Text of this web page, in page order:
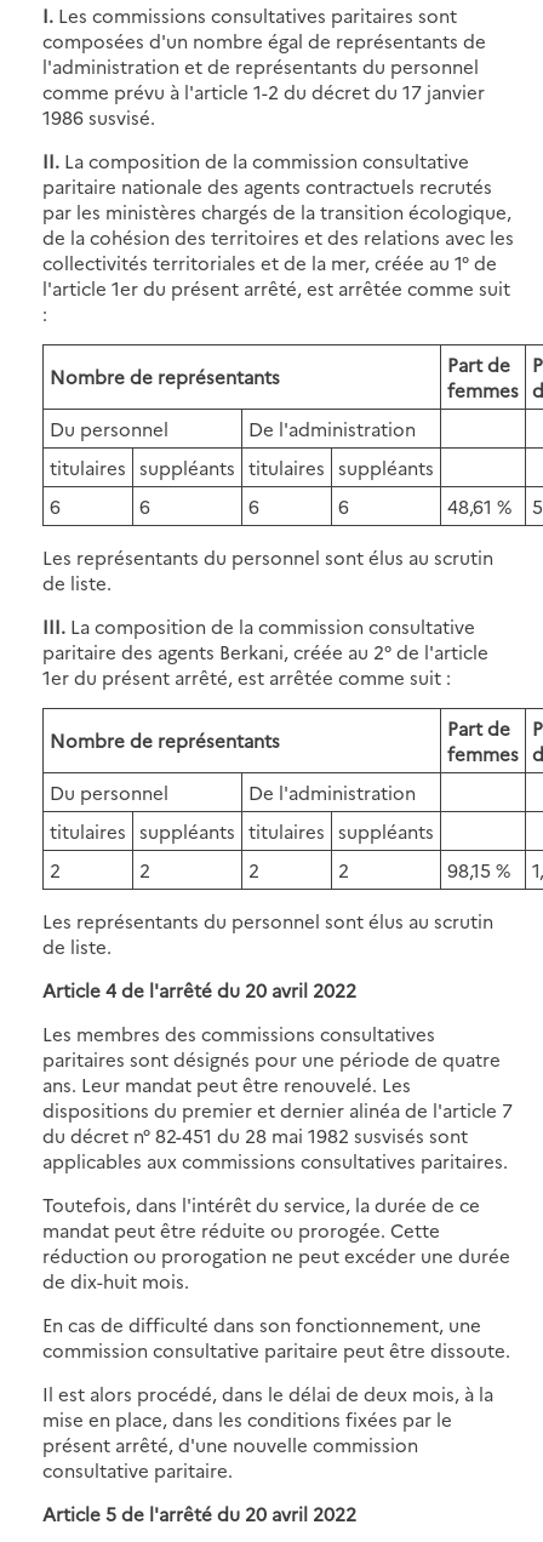
I. Les commissions consultatives paritaires sont
composées d'un nombre égal de représentants de
l'administration et de représentants du personnel
comme prévu à l'article 1-2 du décret du 17 janvier
1986 susvisé.
II. La composition de la commission consultative
paritaire nationale des agents contractuels recrutés
par les ministères chargés de la transition écologique,
de la cohésion des territoires et des relations avec les
collectivités territoriales et de la mer, créée au 1° de
l'article 1er du présent arrêté, est arrêtée comme suit
:
Nombre de représentants
Part de
femmes
Du personnel
De l'administration
titulaires suppléants titulaires suppléants
6
6 6 6 48,61 %
Les représentants du personnel sont élus au scrutin
de liste.
III. La composition de la commission consultative
paritaire des agents Berkani, créée au 2° de l'article
1er du présent arrêté, est arrêtée comme suit :
Nombre de représentants
Part de
femmes
Du personnel
De l'administration
titulaires suppléants titulaires suppléants
2
2 2 2 98,15 %
Les représentants du personnel sont élus au scrutin
de liste.
Article 4 de l'arrêté du 20 avril 2022
Les membres des commissions consultatives
paritaires sont désignés pour une période de quatre
ans. Leur mandat peut être renouvelé. Les
dispositions du premier et dernier alinéa de l'article 7
du décret n° 82-451 du 28 mai 1982 susvisés sont
applicables aux commissions consultatives paritaires.
Toutefois, dans l'intérêt du service, la durée de ce
mandat peut être réduite ou prorogée. Cette
réduction ou prorogation ne peut excéder une durée
de dix-huit mois.
En cas de difficulté dans son fonctionnement, une
commission consultative paritaire peut être dissoute.
Il est alors procédé, dans le délai de deux mois, à la
mise en place, dans les conditions fixées par le
présent arrêté, d'une nouvelle commission
consultative paritaire.
Article 5 de l'arrêté du 20 avril 2022